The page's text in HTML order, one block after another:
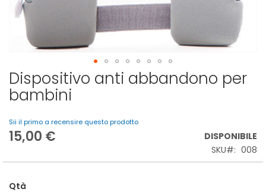
Dispositivo anti abbandono per
bambini
Sii il primo a recensire questo prodotto
15,00 €
DISPONIBILE
SKU
008
Qtà
Vai
all'inizio
della
di
immagini